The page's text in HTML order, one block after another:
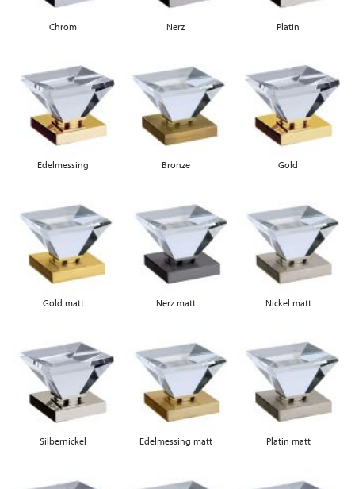
Chrom Nerz Platin
Edelmessing Bronze Gold
Gold matt Nerz matt Nickel matt
Silbernickel Edelmessing matt Platin matt